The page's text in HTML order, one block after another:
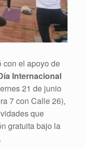
con el apoyo de
Internacional
21 de junio
7 con Calle 26),
que
gratuita bajo la